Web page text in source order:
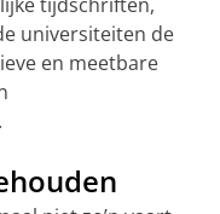
universiteiten de
en meetbare